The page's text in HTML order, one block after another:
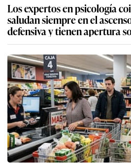
Los expertos en psicología
saludan siempre en el
defensiva y tienen apertura